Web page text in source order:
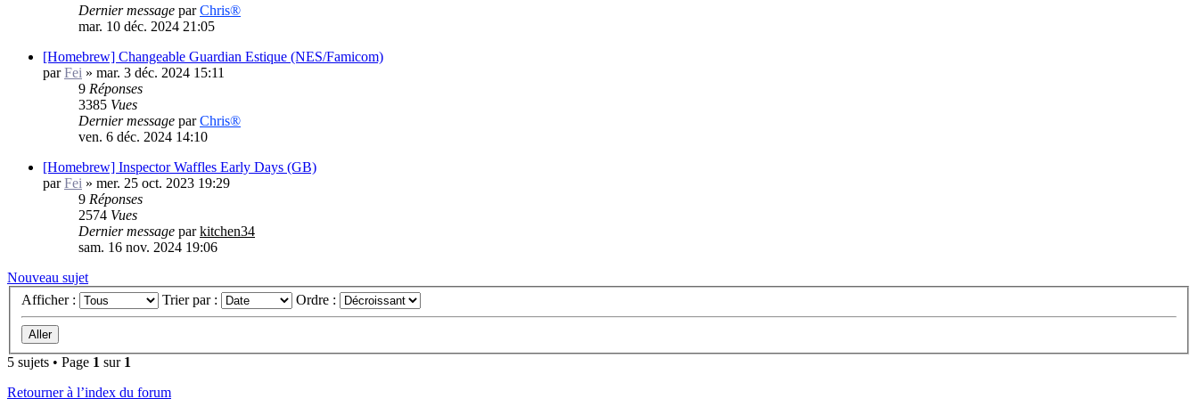
Dernier message parChris®
mar. 10 déc. 2024 21:05
[Homebrew] Changeable Guardian Estique (NES/Famicom)
parFei » mar. 3 déc. 2024 15:11
9 Réponses
3385 Vues
Dernier message parChris®
ven. 6 déc. 2024 14:10
[Homebrew] Inspector Waffles Early Days (GB)
parFei » mer. 25 oct. 2023 19:29
9 Réponses
2574 Vues
Dernier message parkitchen34
sam. 16 nov. 2024 19:06
Nouveau sujet
Afficher :
Trier par : Ordre :
5 sujets • Page 1 sur 1
Retourner à l’index du forum